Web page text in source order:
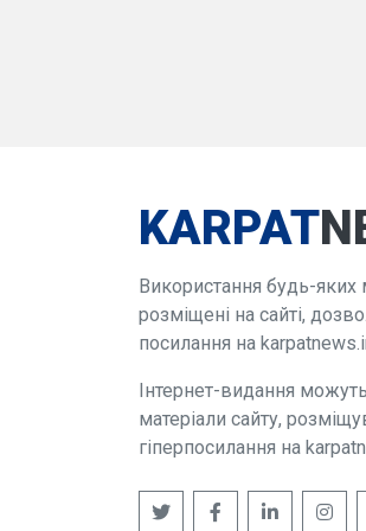
KARPAT
Використання будь-яких
розміщені на сайті,
посилання на
Інтернет-видання
матеріали сайту,
гіперпосилання на